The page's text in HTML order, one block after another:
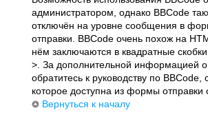
администратором, однако BBCode
отключён на уровне сообщения в
отправки. BBCode очень похож на
нём заключаются в квадратные
>. За дополнительной информацией
обратитесь к руководству по BBCode,
которое доступна из формы отправки
Вернуться к началу